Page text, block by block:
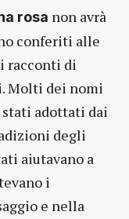
rosa non avrà
conferiti alle
racconti di
Molti dei nomi
stati adottati dai
degli
aiutavano a
i
e nella